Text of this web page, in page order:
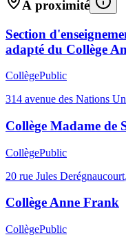
À proximité
Section
adapté du Collège
CollègePublic
314 avenue des Nations
Collège Madame de
CollègePublic
20 rue Jules Derégnaucourt,
Collège Anne Frank
CollègePublic